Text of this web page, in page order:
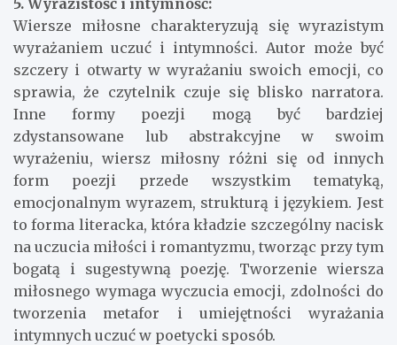
Wiersze miłosne charakteryzują się wyrazistym
wyrażaniem uczuć i intymności. Autor może być
szczery i otwarty w wyrażaniu swoich emocji, co
sprawia, że czytelnik czuje się blisko narratora.
Inne formy poezji mogą być bardziej
zdystansowane lub abstrakcyjne w swoim
wyrażeniu, wiersz miłosny różni się od innych
form poezji przede wszystkim tematyką,
emocjonalnym wyrazem, strukturą i językiem. Jest
to forma literacka, która kładzie szczególny nacisk
na uczucia miłości i romantyzmu, tworząc przy tym
bogatą i sugestywną poezję. Tworzenie wiersza
miłosnego wymaga wyczucia emocji, zdolności do
tworzenia metafor i umiejętności wyrażania
intymnych uczuć w poetycki sposób.